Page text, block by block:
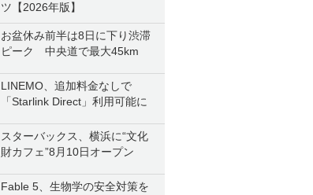
ツ【2026年版】
お盆休み前半は8日に下り渋滞
ピーク 中央道で最大45km
LINEMO、追加料金なしで
「Starlink Direct」利用可能に
スターバックス、横浜に“文化
財カフェ”8月10日オープン
Fable 5、生物学の安全対策を